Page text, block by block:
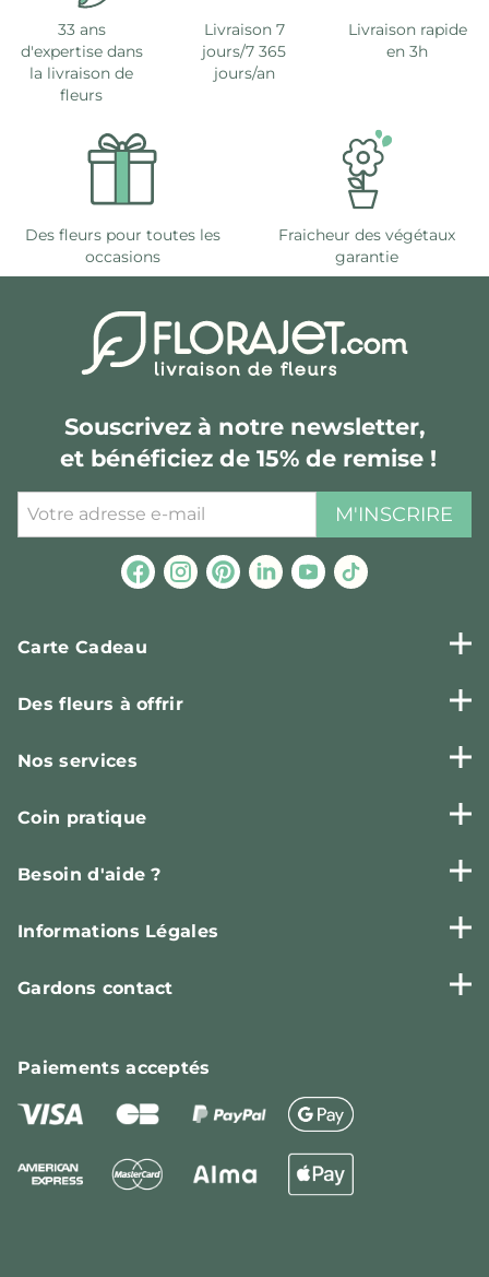
33 ans
d'expertise dans
la livraison de
fleurs
Livraison 7
jours/7 365
jours/an
Livraison rapide
en 3h
Des fleurs pour toutes les
occasions
Fraicheur des végétaux
garantie
Souscrivez à notre newsletter,
et bénéficiez de 15% de remise !
M'INSCRIRE
Carte Cadeau
Des fleurs à offrir
Nos services
Coin pratique
Besoin d'aide ?
Informations Légales
Gardons contact
Paiementsacceptés